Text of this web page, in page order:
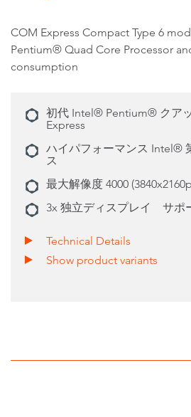
COM Express Compact Type 6
Pentium® Quad Core Processor
consumption
初代 Intel® Pentium® クア
Express
ハイパフォーマンス Intel®
ス
最大解像度 4000
3x 独立ディスプレイ サポ
Technical Details
Show product variants